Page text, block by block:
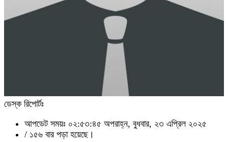
ডেস্ক রিপোর্টঃ
আপডেট সময়ঃ ০২:৫৩:৪৫ অপরাহ্ন, বুধবার, ২৩ এপ্রিল ২০২৫
/ ১৫৬ বার পড়া হয়েছে।